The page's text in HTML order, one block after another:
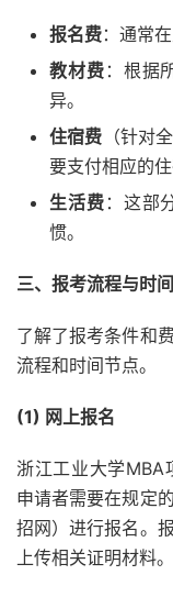
报名费：通常
教材费 ：根据
异。
住宿费 （针对
要支付相应的住
生活费 ：这部
惯。
三、报考流程与时
了解了报考条件和
流程和时间节点。
(1) 网上报名
浙江工业大学MBA
申请者需要在规定
招网）进行报名。
上传相关证明材料。